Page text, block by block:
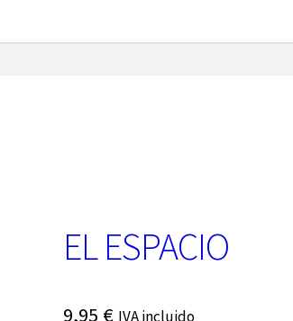
EL ESPACIO
9,95 € IVA incluido